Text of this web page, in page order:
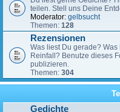
teilen. Stell uns Deine
Moderator: gelbsucht
Themen: 128
Rezensionen
Was liest Du gerade?
Reinfall? Benutze dieses
publizieren.
Themen: 304
Gedichte